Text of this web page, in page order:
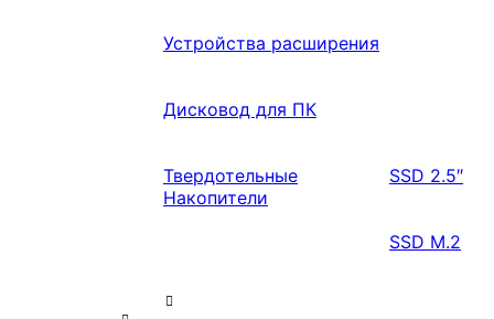
Устройства расширения
Дисковод для ПК
Твердотельные
Накопители
SSD 2.5″
SSD M.2